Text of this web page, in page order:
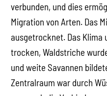
verbunden, und dies
Migration von Arten. Das
ausgetrocknet. Das Klima
trocken, Waldstriche
und weite Savannen
Zentralraum war durch